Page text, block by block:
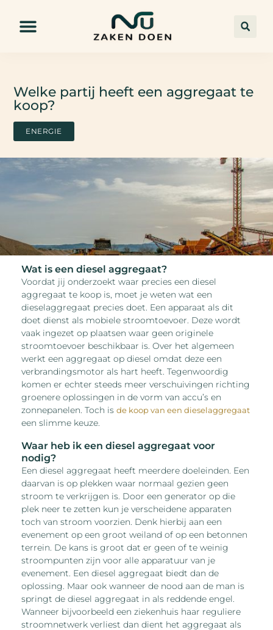
Welke partij heeft een aggregaat te
koop?
ENERGIE
Wat is een diesel aggregaat?
Voordat jij onderzoekt waar precies een diesel
aggregaat te koop is, moet je weten wat een
dieselaggregaat precies doet. Een apparaat als dit
doet dienst als mobiele stroomtoevoer. Deze wordt
vaak ingezet op plaatsen waar geen originele
stroomtoevoer beschikbaar is. Over het algemeen
werkt een aggregaat op diesel omdat deze een
verbrandingsmotor als hart heeft. Tegenwoordig
komen er echter steeds meer verschuivingen richting
groenere oplossingen in de vorm van accu’s en
zonnepanelen. Toch isde koop van een dieselaggregaat
een slimme keuze.
Waar heb ik een diesel aggregaat voor
nodig?
Een diesel aggregaat heeft meerdere doeleinden. Een
daarvan is op plekken waar normaal gezien geen
stroom te verkrijgen is. Door een generator op die
plek neer te zetten kun je verscheidene apparaten
toch van stroom voorzien. Denk hierbij aan een
evenement op een groot weiland of op een betonnen
terrein. De kans is groot dat er geen of te weinig
stroompunten zijn voor alle apparatuur van je
evenement. Een diesel aggregaat biedt dan de
oplossing. Maar ook wanneer de nood aan de man is
springt de diesel aggregaat in als reddende engel.
Wanneer bijvoorbeeld een ziekenhuis haar reguliere
stroomnetwerk verliest dan dient het aggregaat als